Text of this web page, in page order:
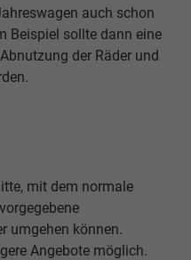
auch schon
Beispiel sollte dann eine
der Räder und
mit dem normale
umgehen können.
Angebote möglich.